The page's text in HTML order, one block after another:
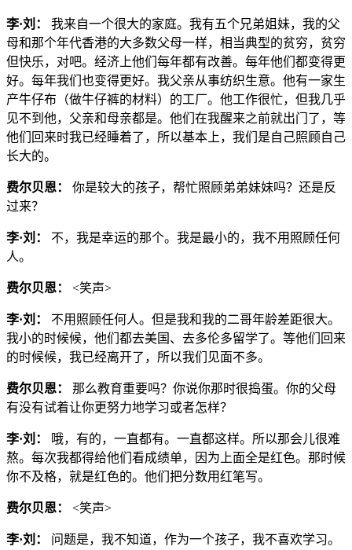
李·刘：
我来自一个很大的家庭。我有五个兄弟姐妹，我的父
母和那个年代香港的大多数父母一样，相当典型的贫穷，贫穷
但快乐，对吧。经济上他们每年都有改善。每年他们都变得更
好。每年我们也变得更好。我父亲从事纺织生意。他有一家生
产牛仔布（做牛仔裤的材料）的工厂。他工作很忙，但我几乎
见不到他，父亲和母亲都是。他们在我醒来之前就出门了，等
他们回来时我已经睡着了，所以基本上，我们是自己照顾自己
长大的。
费尔贝恩：
你是较大的孩子，帮忙照顾弟弟妹妹吗？还是反
过来？
李·刘：
不，我是幸运的那个。我是最小的，我不用照顾任何
人。
费尔贝恩： <笑声>
李·刘：
不用照顾任何人。但是我和我的二哥年龄差距很大。
我小的时候候，他们都去美国、去多伦多留学了。等他们回来
的时候候，我已经离开了，所以我们见面不多。
费尔贝恩：
那么教育重要吗？你说你那时很捣蛋。你的父母
有没有试着让你更努力地学习或者怎样？
李·刘：
哦，有的，一直都有。一直都这样。所以那会儿很难
熬。每次我都得给他们看成绩单，因为上面全是红色。那时候
你不及格，就是红色的。他们把分数用红笔写。
费尔贝恩： <笑声>
李·刘：
问题是，我不知道，作为一个孩子，我不喜欢学习。